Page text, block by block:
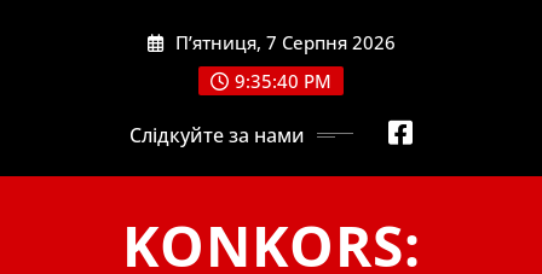
П’ятниця, 7 Серпня 2026
9:35:41 PM
Слідкуйте за нами
KONKORS: